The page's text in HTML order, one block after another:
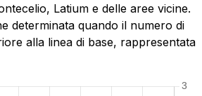
Latium e delle aree vicine.
determinata quando il numero di
alla linea di base, rappresentata